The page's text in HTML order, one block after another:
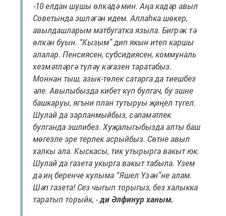
-10 елдан шушы өлкәдә мин. Аңа кадәр авыл
Советында эшләгән идем. Аллаһка шөкер,
авылдашларым матбугатка языла. Бигрәк тә
өлкән буын. “Кызым” дип якын итеп каршы
алалар. Пенсиясен, субсидиясен, коммуналь
хезмәтләргә түләү кәгазен таратабыз.
Моннан тыш, азык-төлек сатарга да тиешбез
әле. Авылыбызда кибет күп булгач, бу эшне
башкаруы, ягъни план тутыруы җиңел түгел.
Шулай да зарланмыйбыз, сәламәтлек
булганда эшлибез. Хуҗалыгыбызда алты баш
мөгезле эре терлек асрыйбыз. Сөтне авыл
халкы ала. Кыскасы, тик утырырга вакыт юк.
Шулай да газета укырга вакыт табыла. Үзем
дә иң беренче кулыма “Яшел Үзән”не алам.
Шәп газета! Сез чыгып торыгыз, без халыкка
таратып торыйк, -ди Әлфинур ханым.